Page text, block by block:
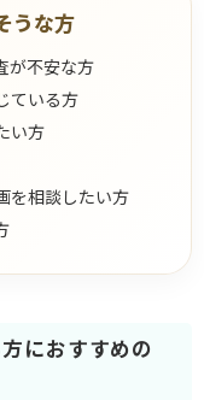
うな方
が不安な方
ている方
い方
を相談したい方
におすすめの